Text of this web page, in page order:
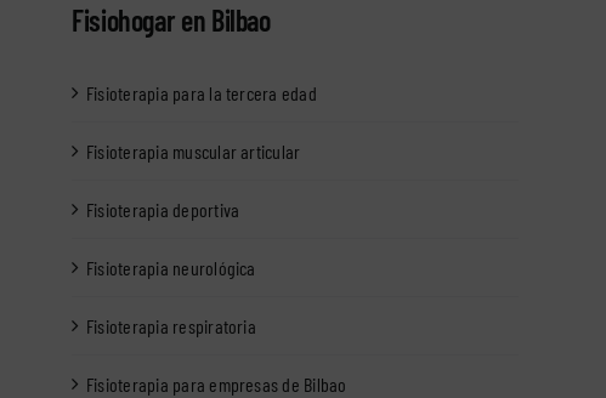
Fisiohogar en Bilbao
Fisioterapia para la tercera edad
Fisioterapia muscular articular
Fisioterapia deportiva
Fisioterapia neurológica
Fisioterapia respiratoria
Fisioterapia para empresas de Bilbao